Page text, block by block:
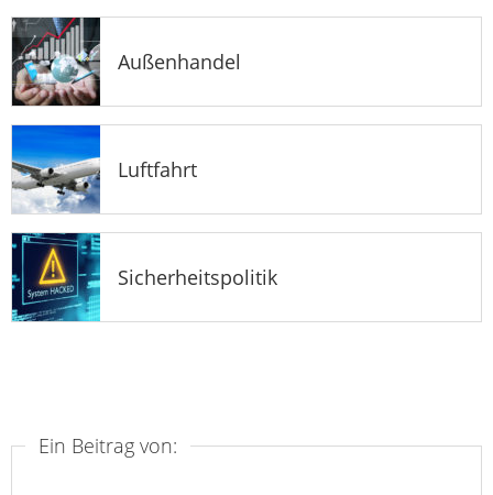
Außenhandel
Luftfahrt
Sicherheitspolitik
Ein Beitrag von: